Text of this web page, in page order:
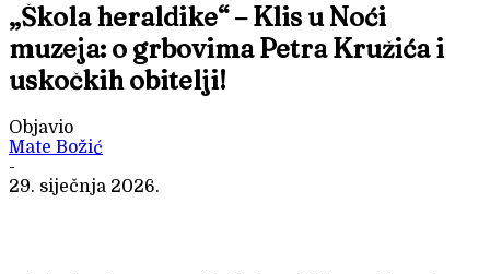
„Škola heraldike“ – Klis u Noći
muzeja: o grbovima Petra Kružića i
uskočkih obitelji!
Objavio
Mate Božić
-
29. siječnja 2026.